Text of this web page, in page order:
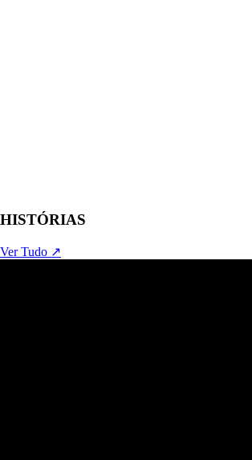
HISTÓRIAS
Ver Tudo ↗